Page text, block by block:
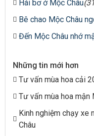
Hái bơ ở Mộc Châu
Bê chao Mộc Châu
Đến Mộc Châu nhớ
Những tin mới hơn
Tư vấn mùa hoa cải
Tư vấn mùa hoa mận
Kinh nghiệm chạy xe
Châu